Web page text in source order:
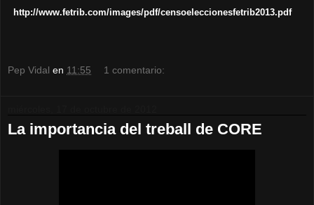
http://www.fetrib.com/images/pdf/censoeleccionesfetrib2013.pdf
Pep Vidal en 11:55 1 comentario:
La importancia del treball de CORE